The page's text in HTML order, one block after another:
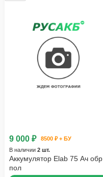
9 000 ₽
8500 ₽ + БУ
В наличии 2 шт.
Аккумулятор Elab 75 Ач обр
пол